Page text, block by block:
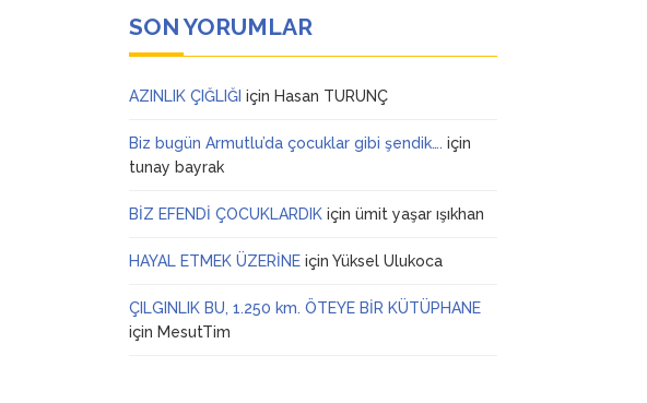
SON YORUMLAR
AZINLIK ÇIĞLIĞI için Hasan TURUNÇ
Biz bugün Armutlu’da çocuklar gibi şendik…. için
tunay bayrak
BİZ EFENDİ ÇOCUKLARDIK içinümit yaşar ışıkhan
HAYAL ETMEK ÜZERİNE içinYüksel Ulukoca
ÇILGINLIK BU, 1.250 km. ÖTEYE BİR KÜTÜPHANE
için MesutTim